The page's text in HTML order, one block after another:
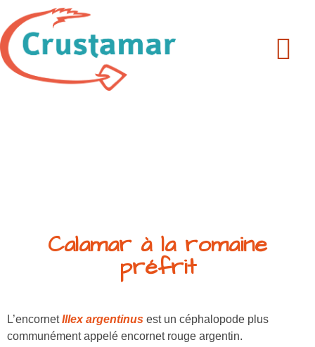
Calamar à la romaine
préfrit
L’encornetIllex argentinus est un céphalopode plus
communément appelé encornet rouge argentin.